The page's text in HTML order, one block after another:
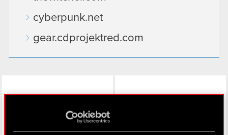
cyberpunk.net
gear.cdprojektred.com